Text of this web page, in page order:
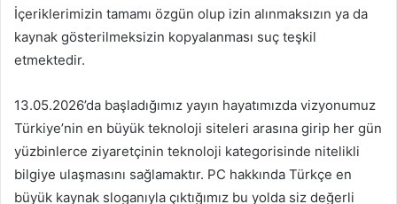
İçeriklerimizin tamamı özgün olup izin alınmaksızın ya da
kaynak gösterilmeksizin kopyalanması suç teşkil
etmektedir.
13.05.2026’da başladığımız yayın hayatımızda vizyonumuz
Türkiye’nin en büyük teknoloji siteleri arasına girip her gün
yüzbinlerce ziyaretçinin teknoloji kategorisinde nitelikli
bilgiye ulaşmasını sağlamaktır. PC hakkında Türkçe en
büyük kaynak sloganıyla çıktığımız bu yolda siz değerli